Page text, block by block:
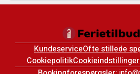
KundeserviceOfte stillede
CookiepolitikCookieindstillinger